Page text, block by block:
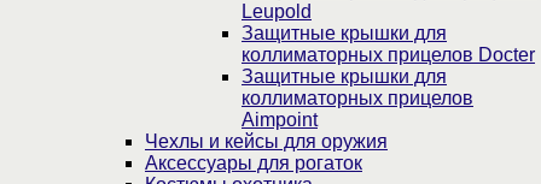
Leupold
Защитные крышки для
коллиматорных прицелов Docter
Защитные крышки для
коллиматорных прицелов
Aimpoint
Чехлы и кейсы для оружия
Аксессуары для рогаток